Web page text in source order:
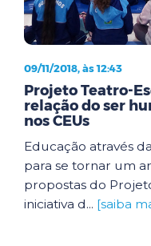
09/11/2018, às 12:43
Projeto Teatro-
relação do ser
nos CEUs
Educação através
para se tornar um
propostas do
iniciativa d... [saiba